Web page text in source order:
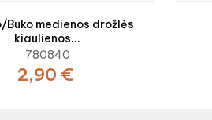
Buko medienos drožlės
kiaulienos...
780840
2,90 €